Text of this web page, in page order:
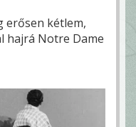
erősen kétlem,
hajrá Notre Dame